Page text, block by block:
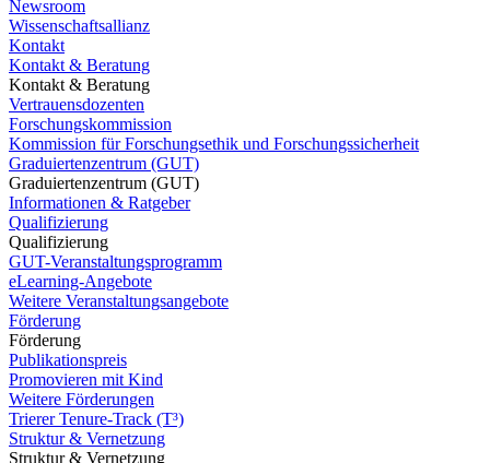
Newsroom
Wissenschaftsallianz
Kontakt
Kontakt & Beratung
Kontakt & Beratung
Vertrauensdozenten
Forschungskommission
Kommission für Forschungsethik und Forschungssicherheit
Graduiertenzentrum (GUT)
Graduiertenzentrum (GUT)
Informationen & Ratgeber
Qualifizierung
Qualifizierung
GUT-Veranstaltungsprogramm
eLearning-Angebote
Weitere Veranstaltungsangebote
Förderung
Förderung
Publikationspreis
Promovieren mit Kind
Weitere Förderungen
Trierer Tenure-Track (T³)
Struktur & Vernetzung
Struktur & Vernetzung